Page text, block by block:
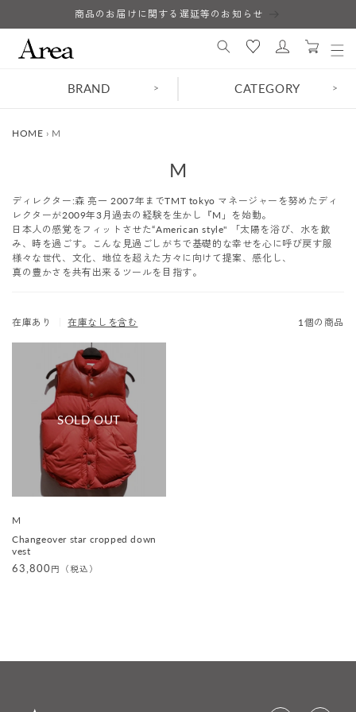
進む
商品のお届けに関する遅延等のお知らせ
ロ
イ
カ
ー
BRAND > CATEGORY >
HOME › M
コ
レ
ク
シ
ョ
M
ディレクター:森 亮一 2007年までTMT tokyo マネージャーを努めたディ
レクターが2009年3月過去の経験を生かし『M」を始動。
日本人の感覚をフィットさせた“American style" 「太陽を浴び、水を飲
み、時を過ごす。こんな見過ごしがちで基礎的な幸せを心に呼び戻す服
様々な世代、文化、地位を超えた方々に向けて提案、感化し、
真の豊かさを共有出来るツールを目指す。
在庫あり 在庫なしを含む 1個の商品
販
元
:
M
Changeover star cropped down
vest
通
63,800円（税込）